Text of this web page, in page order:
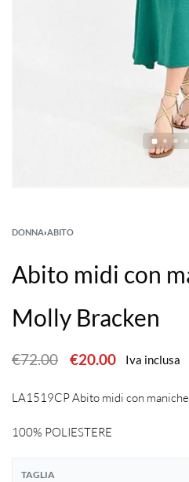
DONNA›ABITO
Abito midi con
Molly Bracken
€72.00 €20.00 Iva inclusa
LA1519CP Abito midi con
100% POLIESTERE
TAGLIA